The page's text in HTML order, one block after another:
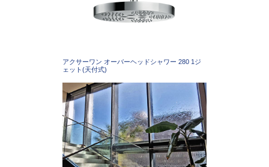
アクサーワン オーバーヘッドシャワー 280 1ジ
ェット(天付式)